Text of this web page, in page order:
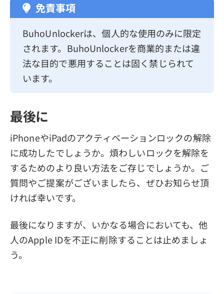
免責事項
BuhoUnlockerは、個人的な使用のみに限定
されます。BuhoUnlockerを商業的または違
法な目的で悪用することは固く禁じられて
います。
最後に
iPhoneやiPadのアクティベーションロックの解除
に成功したでしょうか。煩わしいロックを解除を
するためのより良い方法をご存じでしょうか。ご
質問やご提案がございましたら、ぜひお知らせ頂
ければ幸いです。
最後になりますが、いかなる場合においても、他
人のApple IDを不正に削除することは止めましょ
う。